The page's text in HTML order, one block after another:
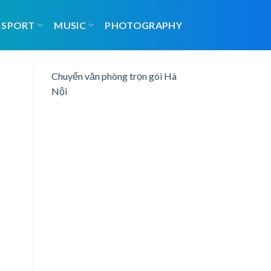
SPORT MUSIC PHOTOGRAPHY
Chuyển văn phòng trọn gói Hà
Nội